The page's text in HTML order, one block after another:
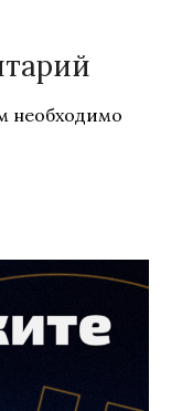
необходимо